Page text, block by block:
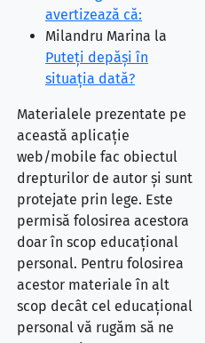
avertizează că:
Milandru Marina la
Puteţi depăşi în
situaţia dată?
Materialele prezentate pe
această aplicație
web/mobile fac obiectul
drepturilor de autor și sunt
protejate prin lege. Este
permisă folosirea acestora
doar în scop educațional
personal. Pentru folosirea
acestor materiale în alt
scop decât cel educațional
personal vă rugăm să ne